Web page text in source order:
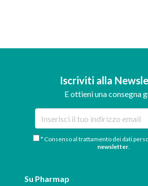
Iscriviti alla
E ottieni una consegna
* Consenso al trattamento dei dati
newsletter.
Su Pharmap